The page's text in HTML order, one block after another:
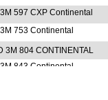
597 CXP Continental
753 Continental
3M 804 CONTINENTAL
843 Continental